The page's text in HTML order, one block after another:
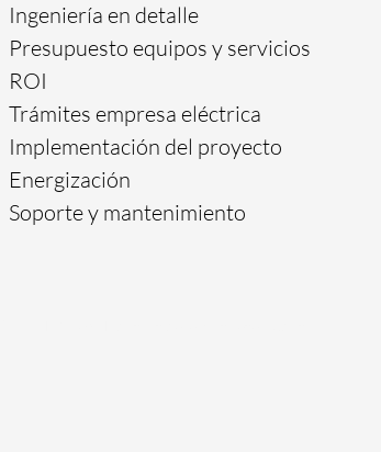
Ingeniería en detalle
Presupuesto equipos y servicios
ROI
Trámites empresa eléctrica
Implementación del proyecto
Energización
Soporte y mantenimiento